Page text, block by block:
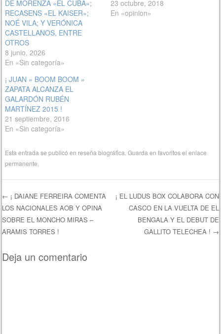
DE MORENZA «EL CUBA»;
RECASENS «EL KAISER»;
NOÉ VILA; Y VERÓNICA
CASTELLANOS, ENTRE
OTROS
8 junio, 2026
En «Sin categoría»
23 octubre, 2018
En «opinion»
¡ JUAN » BOOM BOOM »
ZAPATA ALCANZA EL
GALARDÓN RUBÉN
MARTÍNEZ 2015 !
21 septiembre, 2016
En «Sin categoría»
Esta entrada se publicó en reseña biográfica. Guarda en favoritos elenlace
permanente.
Navegación de entradas
← ¡ DAIANE FERREIRA COMENTA
LOS NACIONALES AOB Y OPINA
SOBRE EL MONCHO MIRAS –
ARAMIS TORRES !
¡ EL LUDUS BOX COLABORA CON
CASCO EN LA VUELTA DE EL
BENGALA Y EL DEBUT DE
GALLITO TELECHEA ! →
Deja un comentario